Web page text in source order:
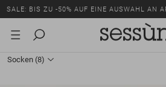
SALE: BIS ZU -50% AUF EINE AUSWAHL AN
Socken (8)